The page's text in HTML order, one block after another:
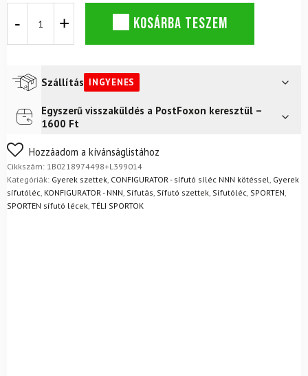
SPORTEN
Prolink
kötéssel
mennyiség
KOSÁRBA TESZEM
Szállítás INGYENES
Futár a címreIngyenes
Egyszerű visszaküldés a PostFoxon keresztül –
1600 Ft
Nem biztos a választásában? Semmi gond – a terméket
egyszerűen visszaküldheti 14 napon belül, indoklás nélkül.
Mik a visszaküldés feltételei?
Hozzáadom a kívánságlistához
Cikkszám: 1B0218974498+L399014
Kategóriák: Gyerek szettek CONFIGURATOR - sífutó síléc NNN kötéssel Gyerek
sífutóléc KONFIGURATOR - NNN Sífutás Sífutó szettek Sífutóléc SPORTEN
SPORTEN sífutó lécek TÉLI SPORTOK